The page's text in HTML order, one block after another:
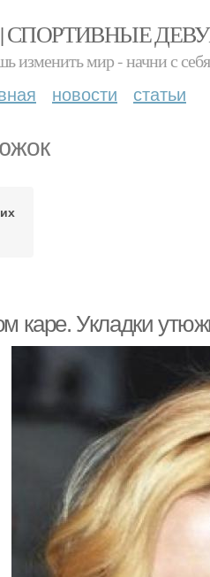
| СПОРТИВНЫЕ
изменить мир - начни с
новости статьи
каре. Укладки